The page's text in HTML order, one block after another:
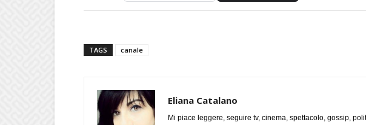
TAGS canale
Eliana Catalano
Mi piace leggere, seguire tv, cinema, spettacolo, gossip,